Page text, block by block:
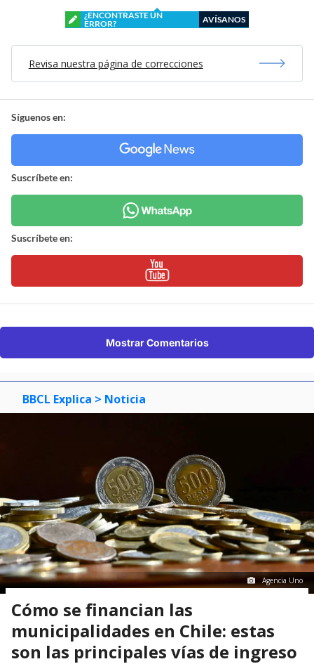
¿ENCONTRASTE UN
ERROR?
AVÍSANOS
Revisa nuestra página de correcciones
Síguenos en:
Suscríbete en:
Suscríbete en:
Mostrar Comentarios
BBCL Explica > Noticia
Agencia Uno
Cómo se financian las
municipalidades en Chile: estas
son las principales vías de ingreso